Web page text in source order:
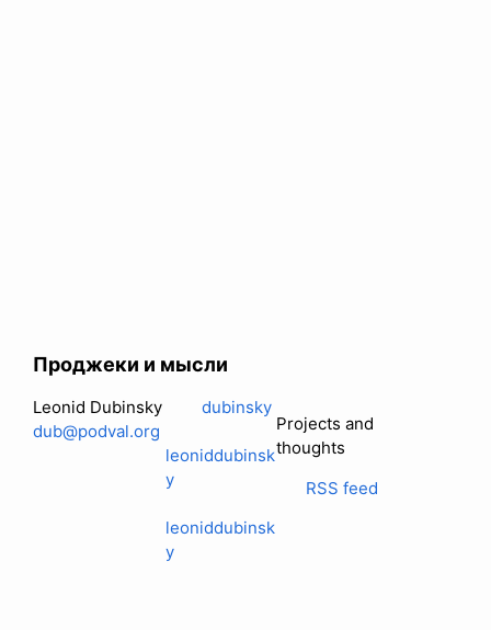
Проджеки и мысли
Leonid Dubinsky
dub@podval.org
dubinsky
leoniddubinsk
y
leoniddubinsk
y
Projects and
thoughts
RSS feed